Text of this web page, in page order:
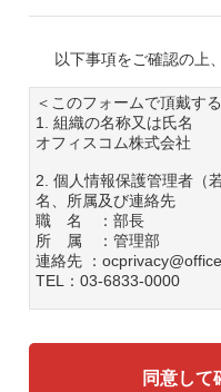
以下事項をご確認の上
＜このフォームで頂戴す
1. 組織の名称又は氏名
オフィスコム株式会社
2. 個人情報保護管理者（
名、所属及び連絡先
職 名 ：部長
所 属 ：管理部
連絡先 ：
TEL：03-6833-0000
同意して